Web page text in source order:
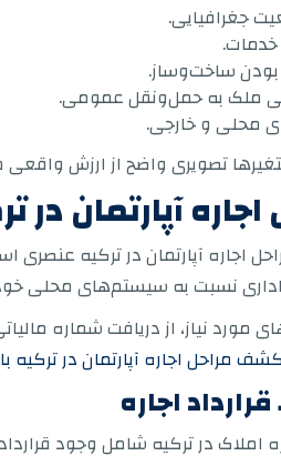
جغرافیایی.
ساخت‌وساز.
ملک به حمل‌ونقل عمومی.
محلی و خارجی.
تصویری واضح از ارزش
آپارتمان در
اجاره آپارتمان در ترکیه
نسبت به سیستم‌های محلی
مورد نیاز، از دریافت شماره
مراحل اجاره آپارتمان در ترکیه
اجاره
املاک در ترکیه شامل وجود